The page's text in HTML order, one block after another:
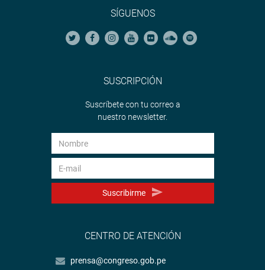
SÍGUENOS
SUSCRIPCIÓN
Suscríbete con tu correo a
nuestro newsletter.
Suscribirme
CENTRO DE ATENCIÓN
prensa@congreso.gob.pe